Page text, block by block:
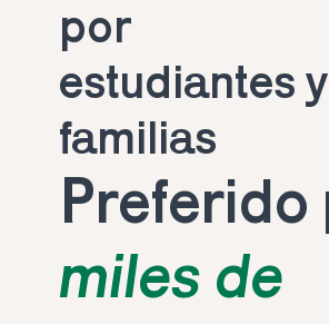
por
estudiantes y
familias
miles de